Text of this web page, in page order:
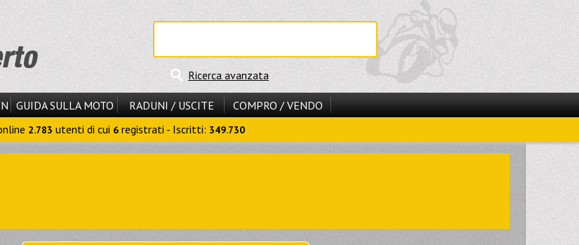
Ricerca avanzata
GUIDA SULLA MOTO RADUNI / USCITE
COMPRO / VENDO
2.783 utenti di cui 6 registrati - Iscritti: 349.730